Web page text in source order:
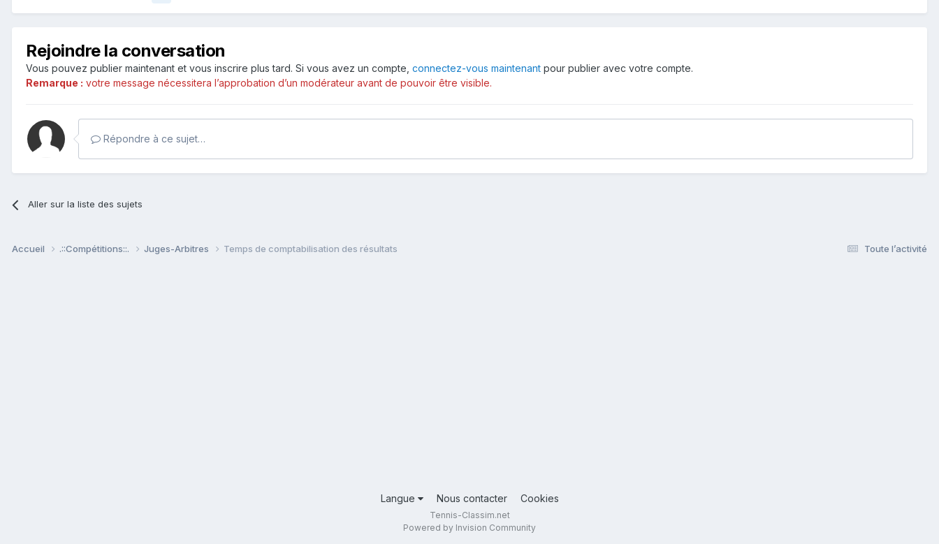
Rejoindre la conversation
Vous pouvez publier maintenant et vous inscrire plus tard. Si vous avez un compte, connectez-vous maintenant pour publier avec votre compte.
Remarque : votre message nécessitera l’approbation d’un modérateur avant de pouvoir être visible.
Répondre à ce sujet…
Aller sur la liste des sujets
Toute l’activité
Accueil .::Compétitions::. Juges-Arbitres Temps de comptabilisation des résultats
Langue Nous contacter Cookies
Tennis-Classim.net
Powered by Invision Community